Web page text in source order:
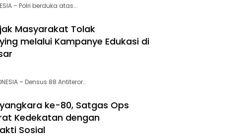
– Polri berduka atas…
Masyarakat Tolak
melalui Kampanye Edukasi di
– Densus 88 Antiteror…
ke-80, Satgas Ops
Kedekatan dengan
Sosial